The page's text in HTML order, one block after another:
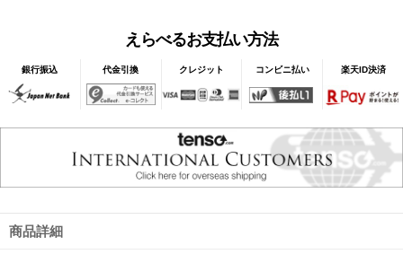
えらべるお支払い方法
銀行振込 代金引換 クレジット コンビニ払い 楽天ID決済
商品詳細